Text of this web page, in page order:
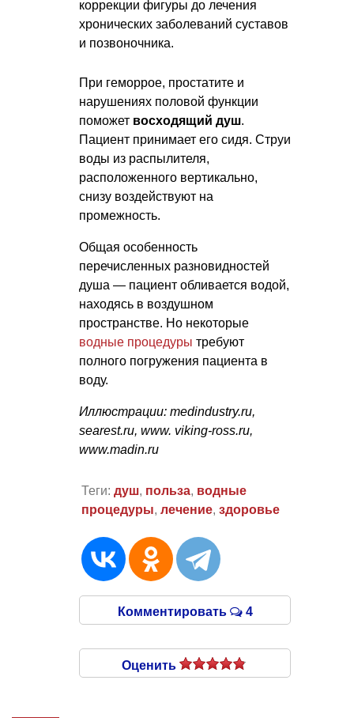
коррекции фигуры до лечения
хронических заболеваний суставов
и позвоночника.
При геморрое, простатите и
нарушениях половой функции
поможет восходящий душ.
Пациент принимает его сидя. Струи
воды из распылителя,
расположенного вертикально,
снизу воздействуют на
промежность.
Общая особенность
перечисленных разновидностей
душа — пациент обливается водой,
находясь в воздушном
пространстве. Но некоторые
водные процедуры требуют
полного погружения пациента в
воду.
Иллюстрации: medindustry.ru,
searest.ru, www. viking-ross.ru,
www.madin.ru
Теги: душ, польза, водные
процедуры, лечение, здоровье
Комментировать 4
Оценить